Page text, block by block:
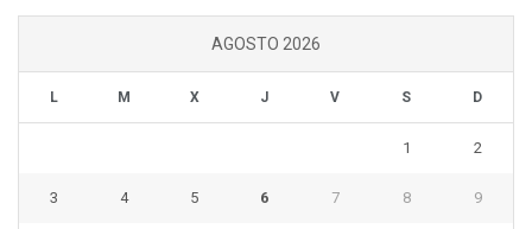
AGOSTO 2026
L M X J V S D
1 2
3 4 5 6 7 8 9